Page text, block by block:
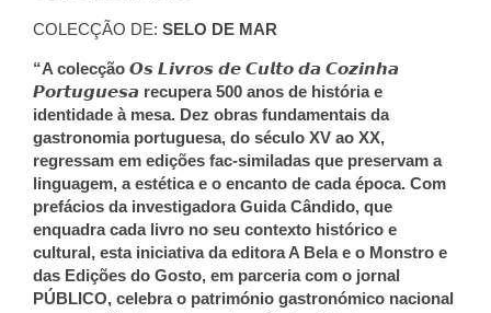
COLECÇÃO DE: SELO DE MAR
“A colecção 𝙊𝙨 𝙇𝙞𝙫𝙧𝙤𝙨 𝙙𝙚 𝘾𝙪𝙡𝙩𝙤 𝙙𝙖 𝘾𝙤𝙯𝙞𝙣𝙝𝙖
𝙋𝙤𝙧𝙩𝙪𝙜𝙪𝙚𝙨𝙖 recupera 500 anos de história e
identidade à mesa. Dez obras fundamentais da
gastronomia portuguesa, do século XV ao XX,
regressam em edições fac-similadas que preservam a
linguagem, a estética e o encanto de cada época. Com
prefácios da investigadora Guida Cândido, que
enquadra cada livro no seu contexto histórico e
cultural, esta iniciativa da editora A Bela e o Monstro e
das Edições do Gosto, em parceria com o jornal
PÚBLICO, celebra o património gastronómico nacional